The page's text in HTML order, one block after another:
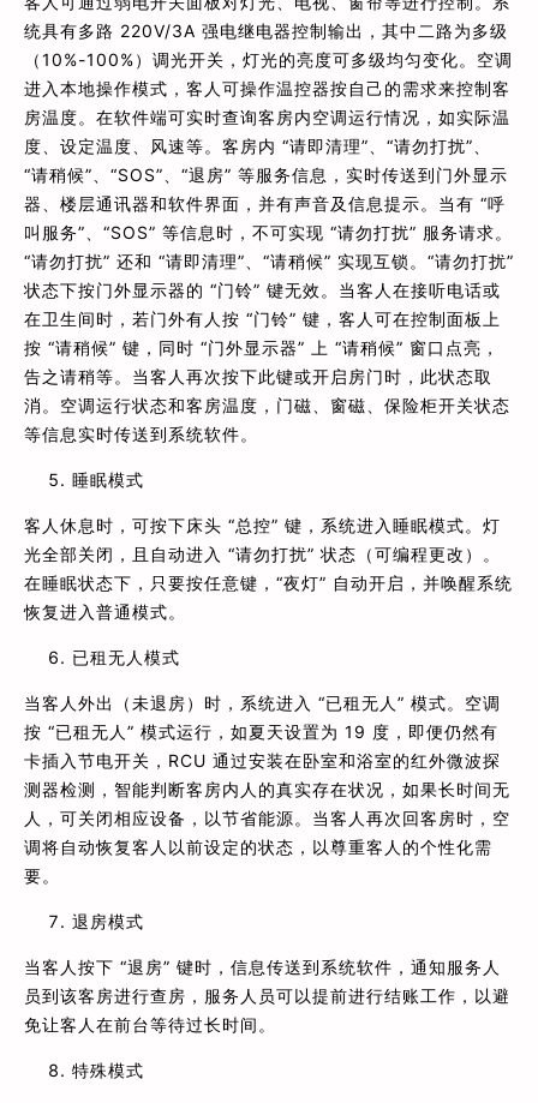
统具有多路 220V/3A 强电继电器控制输出，其中二路为多级
（10%-100%）调光开关，灯光的亮度可多级均匀变化。空调
进入本地操作模式，客人可操作温控器按自己的需求来控制客
房温度。在软件端可实时查询客房内空调运行情况，如实际温
度、设定温度、风速等。客房内 “请即清理”、“请勿打扰”、
“请稍候”、“SOS”、“退房” 等服务信息，实时传送到门外显示
器、楼层通讯器和软件界面，并有声音及信息提示。当有 “呼
叫服务”、“SOS” 等信息时，不可实现 “请勿打扰” 服务请求。
“请勿打扰” 还和 “请即清理”、“请稍候” 实现互锁。“请勿打扰”
状态下按门外显示器的 “门铃” 键无效。当客人在接听电话或
在卫生间时，若门外有人按 “门铃” 键，客人可在控制面板上
按 “请稍候” 键，同时 “门外显示器” 上 “请稍候” 窗口点亮，
告之请稍等。当客人再次按下此键或开启房门时，此状态取
消。空调运行状态和客房温度，门磁、窗磁、保险柜开关状态
等信息实时传送到系统软件。
睡眠模式
客人休息时，可按下床头 “总控” 键，系统进入睡眠模式。灯
光全部关闭，且自动进入 “请勿打扰” 状态（可编程更改）。
在睡眠状态下，只要按任意键，“夜灯” 自动开启，并唤醒系统
恢复进入普通模式。
已租无人模式
当客人外出（未退房）时，系统进入 “已租无人” 模式。空调
按 “已租无人” 模式运行，如夏天设置为 19 度，即便仍然有
卡插入节电开关，RCU 通过安装在卧室和浴室的红外微波探
测器检测，智能判断客房内人的真实存在状况，如果长时间无
人，可关闭相应设备，以节省能源。当客人再次回客房时，空
调将自动恢复客人以前设定的状态，以尊重客人的个性化需
要。
退房模式
当客人按下 “退房” 键时，信息传送到系统软件，通知服务人
员到该客房进行查房，服务人员可以提前进行结账工作，以避
免让客人在前台等待过长时间。
特殊模式